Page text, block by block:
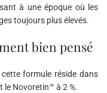
à une époque où les
toujours plus élevés.
bien pensé
formule réside dans
le Novoretin™ à 2 %.